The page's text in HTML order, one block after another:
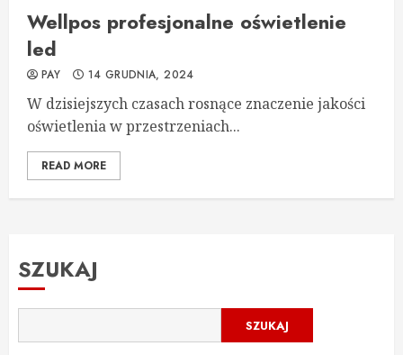
Wellpos profesjonalne oświetlenie
led
PAY 14 GRUDNIA, 2024
W dzisiejszych czasach rosnące znaczenie jakości
oświetlenia w przestrzeniach...
READ MORE
SZUKAJ
SZUKAJ